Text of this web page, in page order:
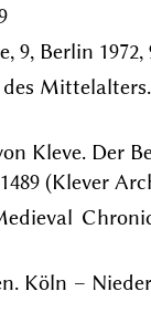
9, Berlin 1972,
Kleve. Der
(Klever
Köln –